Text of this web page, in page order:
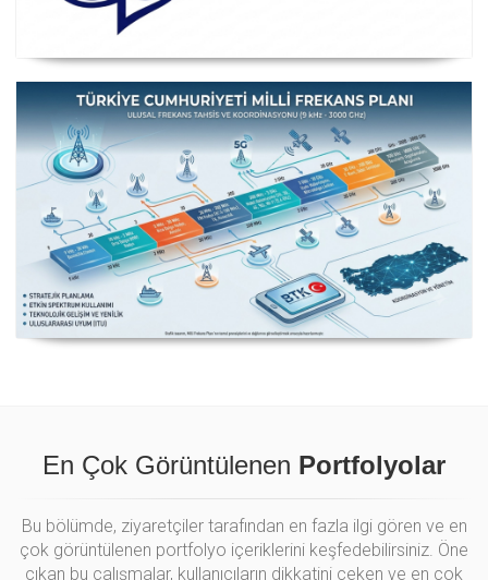
Posta ve Telekomünikasyon İdareleri Avrupa Konferansı
Milli Frekans Planı
En Çok Görüntülenen Portfolyolar
Bu bölümde, ziyaretçiler tarafından en fazla ilgi gören ve en
çok görüntülenen portfolyo içeriklerini keşfedebilirsiniz. Öne
çıkan bu çalışmalar, kullanıcıların dikkatini çeken ve en çok